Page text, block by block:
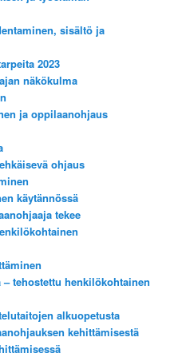
sisältö ja
2023
näkökulma
ja oppilaanohjaus
ohjaus
käytännössä
tekee
tehostettu henkilökohtainen
alkuopetusta
kehittämisestä